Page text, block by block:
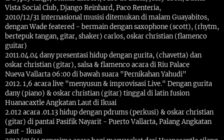
Vista Social Club, Django Reinhard, Paco Renteria,
2010/12/31 internasional musisi ditemukan di malam Guayabitos,
dengan Wade featered - bermain dengan saxophone (scott), (rhytm,
bertepuk tangan, gitar, shaker) carlos, oskar christian (flamenco
guitar)
2011.04.04 dany presentasi hidup dengan gurita, (chavetta) dan
oskar christian (gitar), salsa & flamenco acara di Riu Palace
Nueva Vallarta 06:00 di bawah suara "Pernikahan Yahudi"
2012. 1,6 acara live "menyusun & improvisasi Live." Dengan gurita
dany (piano) & oskar christian (gitar) tinggal di latin fusion
Huanacaxtle Angkatan Laut di Ikuai
2.012 acara .01.13 hidup dengan pdrums (perkusi) & oskar christian
(gitar) di pantai Pasifik Nayarit - Puerto Vallarta, Palang Angkatan
Laut - Ikuai